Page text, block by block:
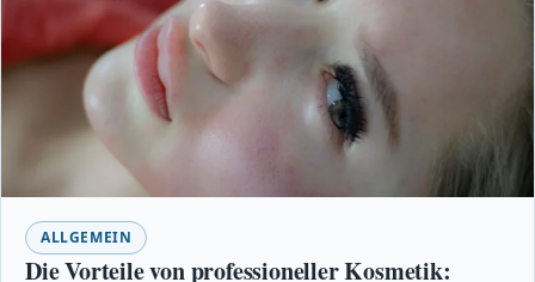
ALLGEMEIN
Die Vorteile von professioneller Kosmetik: